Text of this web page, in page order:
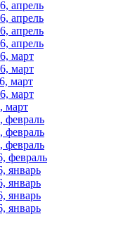
апрель
апрель
апрель
апрель
март
март
март
март
март
февраль
февраль
февраль
февраль
январь
январь
январь
январь